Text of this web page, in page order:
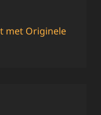
met Originele